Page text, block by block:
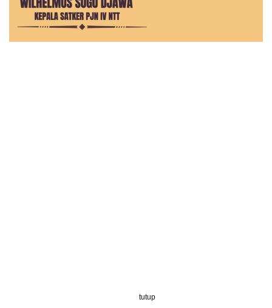
tutup